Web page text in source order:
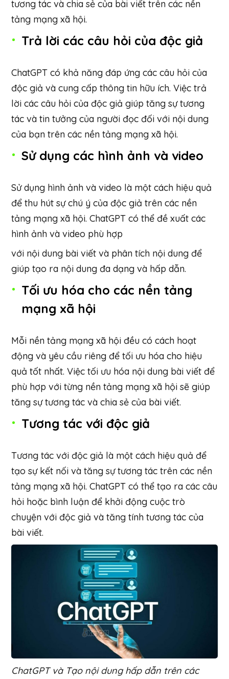
tương tác và chia sẻ của bài viết trên các nền
tảng mạng xã hội.
Trả lời các câu hỏi của độc giả
ChatGPT có khả năng đáp ứng các câu hỏi của
độc giả và cung cấp thông tin hữu ích. Việc trả
lời các câu hỏi của độc giả giúp tăng sự tương
tác và tin tưởng của người đọc đối với nội dung
của bạn trên các nền tảng mạng xã hội.
Sử dụng các hình ảnh và video
Sử dụng hình ảnh và video là một cách hiệu quả
để thu hút sự chú ý của độc giả trên các nền
tảng mạng xã hội. ChatGPT có thể đề xuất các
hình ảnh và video phù hợp
với nội dung bài viết và phân tích nội dung để
giúp tạo ra nội dung đa dạng và hấp dẫn.
Tối ưu hóa cho các nền tảng
mạng xã hội
Mỗi nền tảng mạng xã hội đều có cách hoạt
động và yêu cầu riêng để tối ưu hóa cho hiệu
quả tốt nhất. Việc tối ưu hóa nội dung bài viết để
phù hợp với từng nền tảng mạng xã hội sẽ giúp
tăng sự tương tác và chia sẻ của bài viết.
Tương tác với độc giả
Tương tác với độc giả là một cách hiệu quả để
tạo sự kết nối và tăng sự tương tác trên các nền
tảng mạng xã hội. ChatGPT có thể tạo ra các câu
hỏi hoặc bình luận để khởi động cuộc trò
chuyện với độc giả và tăng tính tương tác của
bài viết.
ChatGPT và Tạo nội dung hấp dẫn trên các